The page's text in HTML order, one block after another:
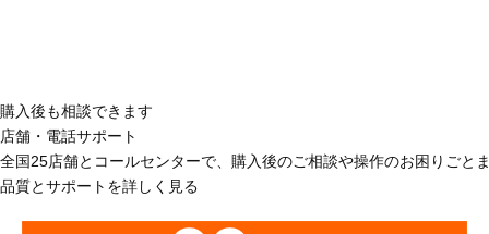
購入後も相談できます
店舗・電話サポート
全国25店舗とコールセンターで、購入後のご相談や操作のお困りごと
品質とサポートを詳しく見る